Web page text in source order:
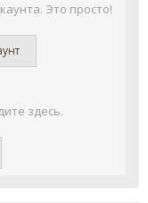
Это просто!
здесь.